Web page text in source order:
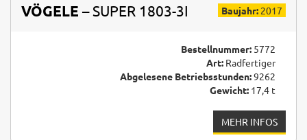
VÖGELE – SUPER 1803-3I Baujahr: 2017
Bestellnummer: 5772
Art: Radfertiger
Abgelesene Betriebsstunden:9262
Gewicht: 17,4 t
MEHR INFOS